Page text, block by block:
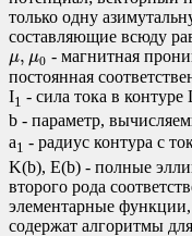
только одну
составляющие всюду
μ, μ0
μ μ0 - магнитная
постоянная
I1 - сила тока в контуре
b - параметр,
a1 - радиус контура с
K(b), E(b) - полные
второго рода
элементарные
содержат алгоритмы